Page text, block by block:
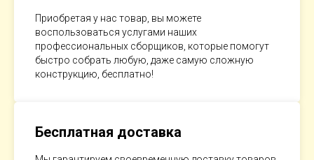
Приобретая у нас товар, вы можете
воспользоваться услугами наших
профессиональных сборщиков, которые помогут
быстро собрать любую, даже самую сложную
конструкцию, бесплатно!
Бесплатная доставка